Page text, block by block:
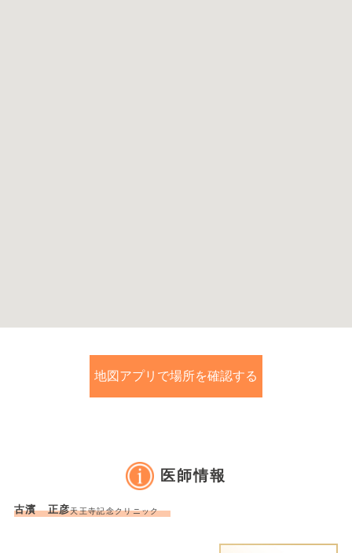
地図アプリで場所を確認する
医師情報
古濱 正彦天王寺記念クリニック